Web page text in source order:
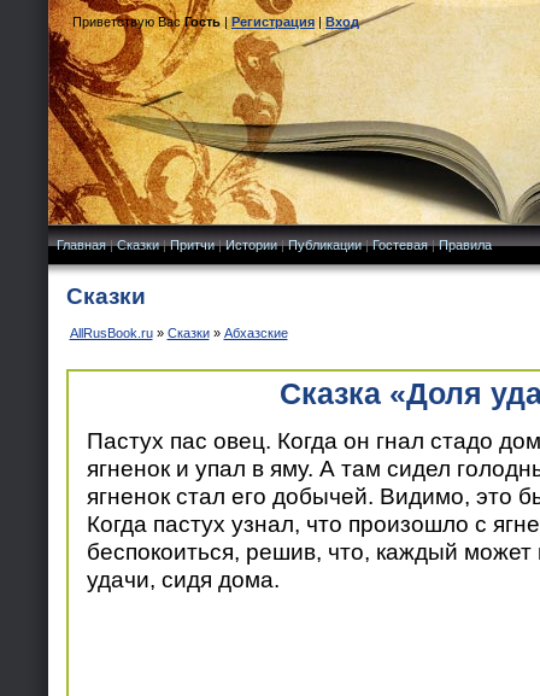
Приветствую Вас Гость|Регистрация|Вход
Главная|Сказки|Притчи|Истории|Публикации|Гостевая|Правила
Сказки
AllRusBook.ru» Сказки» Абхазские
Сказка «Доля
Пастух пас овец. Когда он гнал стадо
ягненок и упал в яму. А там сидел
ягненок стал его добычей. Видимо, это
Когда пастух узнал, что произошло с
беспокоиться, решив, что, каждый
удачи, сидя дома.